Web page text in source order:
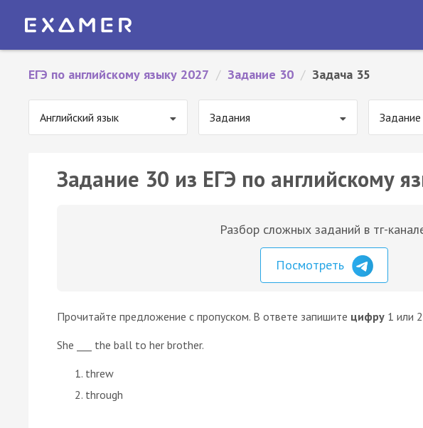
ЕГЭ по английскому языку 2027 / Задание 30 / Задача 35
Английский язык Задания
Задание 30 из ЕГЭ по английскому
Разбор сложных заданий в тг-
Посмотреть
Прочитайте предложение с пропуском. В ответе запишите цифру 1 или
She ___ the ball to her brother.
threw
through